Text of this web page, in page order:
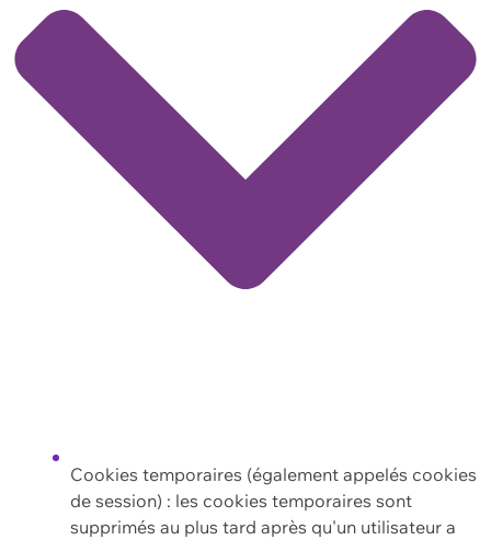
Cookies temporaires (également appelés cookies
de session) : les cookies temporaires sont
supprimés au plus tard après qu'un utilisateur a